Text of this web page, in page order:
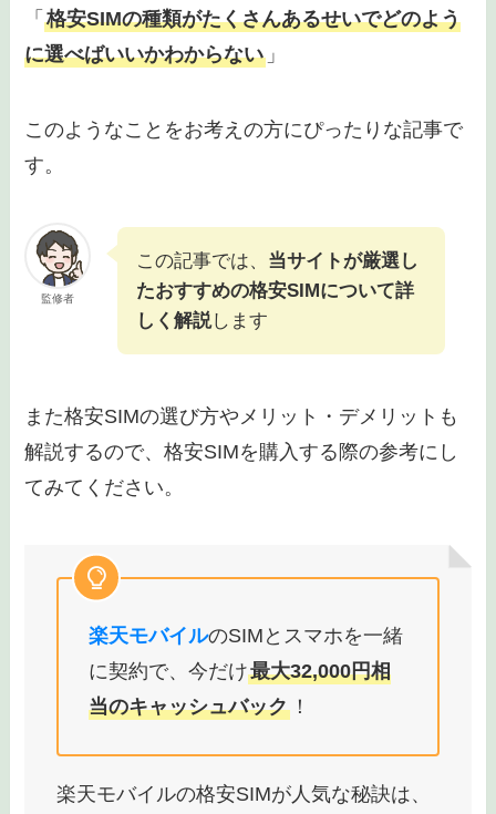
「格安SIMの種類がたくさんあるせいでどのよう
に選べばいいかわからない 」
このようなことをお考えの方にぴったりな記事で
す。
監修者
この記事では、 当サイトが厳選し
たおすすめの格安SIMについて詳
しく解説します
また格安SIMの選び方やメリット・デメリットも
解説するので、格安SIMを購入する際の参考にし
てみてください。
楽天モバイルのSIMとスマホを一緒
に契約で、今だけ最大32,000円相
当のキャッシュバック ！
楽天モバイルの格安SIMが人気な秘訣は、